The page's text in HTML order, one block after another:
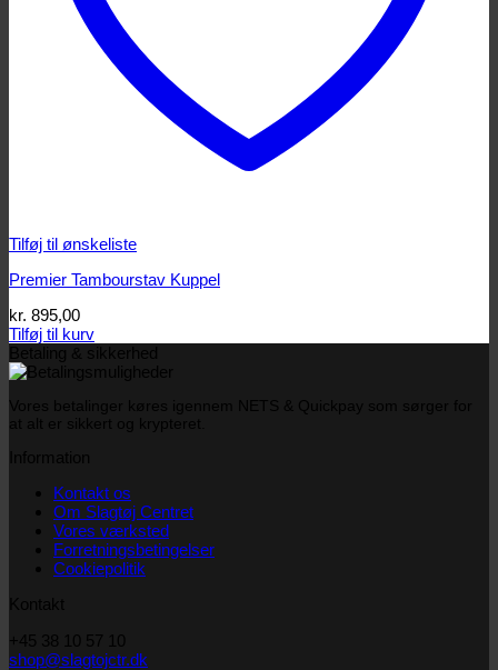
Tilføj til ønskeliste
Premier Tambourstav Kuppel
kr. 895,00
Tilføj til kurv
Betaling & sikkerhed
Vores betalinger køres igennem NETS & Quickpay som sørger for
at alt er sikkert og krypteret.
Information
Kontakt os
Om Slagtøj Centret
Vores værksted
Forretningsbetingelser
Cookiepolitik
Kontakt
+45 38 10 57 10
shop@slagtojctr.dk